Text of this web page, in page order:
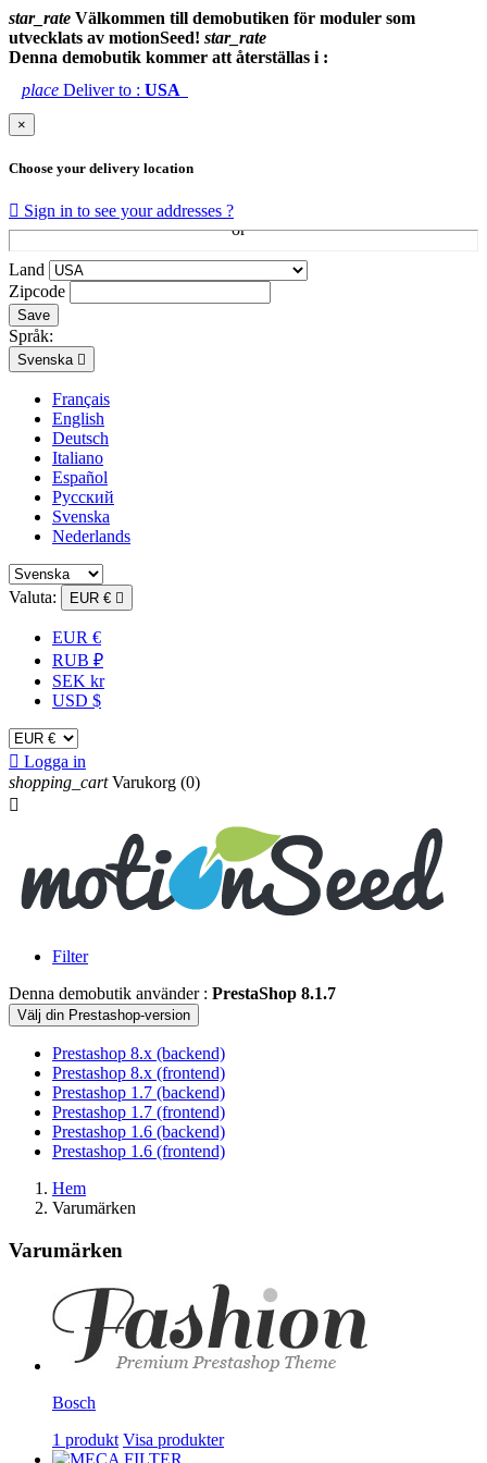
star_rate Välkommen till demobutiken för moduler som
utvecklats av motionSeed! star_rate
Denna demobutik kommer att återställas i :
place Deliver to : USA
×
Choose your delivery location
 Sign in to see your addresses ?
Land
Zipcode
Save
Språk:
Svenska 
Français
English
Deutsch
Italiano
Español
Русский
Svenska
Nederlands
Valuta: EUR € 
EUR €
RUB ₽
SEK kr
USD $
 Logga in
shopping_cart Varukorg (0)

Filter
Denna demobutik använder : PrestaShop 8.1.7
Välj din Prestashop-version
Prestashop 8.x (backend)
Prestashop 8.x (frontend)
Prestashop 1.7 (backend)
Prestashop 1.7 (frontend)
Prestashop 1.6 (backend)
Prestashop 1.6 (frontend)
Hem
Varumärken
Varumärken
Bosch
1 produkt Visa produkter